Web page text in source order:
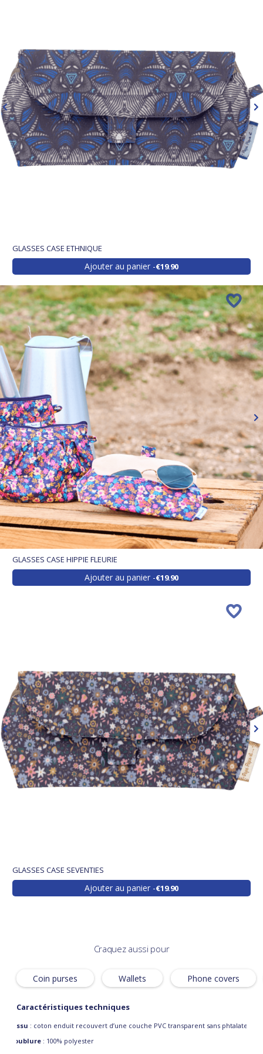
GLASSES CASE ETHNIQUE
Ajouter au panier €19.90
GLASSES CASE HIPPIE FLEURIE
Ajouter au panier €19.90
GLASSES CASE SEVENTIES
Ajouter au panier €19.90
Craquez aussi pour
Coin purses Wallets Phone covers
Caractéristiques techniques
Tissu : coton enduit recouvert d’une couche PVC transparent sans phtalate
Doublure : 100% polyester